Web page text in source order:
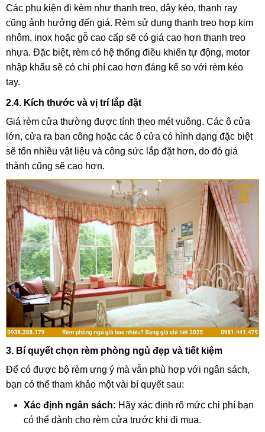
Các phụ kiện đi kèm như thanh treo, dây kéo, thanh ray
cũng ảnh hưởng đến giá. Rèm sử dụng thanh treo hợp kim
nhôm, inox hoặc gỗ cao cấp sẽ có giá cao hơn thanh treo
nhựa. Đặc biệt, rèm có hệ thống điều khiển tự động, motor
nhập khẩu sẽ có chi phí cao hơn đáng kể so với rèm kéo
tay.
2.4. Kích thước và vị trí lắp đặt
Giá rèm cửa thường được tính theo mét vuông. Các ô cửa
lớn, cửa ra ban công hoặc các ô cửa có hình dạng đặc biệt
sẽ tốn nhiều vật liệu và công sức lắp đặt hơn, do đó giá
thành cũng sẽ cao hơn.
3. Bí quyết chọn rèm phòng ngủ đẹp và tiết kiệm
Để có được bộ rèm ưng ý mà vẫn phù hợp với ngân sách,
bạn có thể tham khảo một vài bí quyết sau:
Xác định ngân sách: Hãy xác định rõ mức chi phí bạn
có thể dành cho rèm cửa trước khi đi mua.